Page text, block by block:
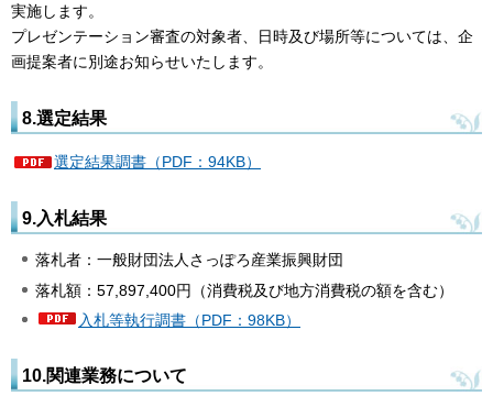
実施します。
プレゼンテーション審査の対象者、日時及び場所等については、企
画提案者に別途お知らせいたします。
8.選定結果
選定結果調書（PDF：94KB）
9.入札結果
落札者：一般財団法人さっぽろ産業振興財団
落札額：57,897,400円（消費税及び地方消費税の額を含む）
入札等執行調書（PDF：98KB）
10.関連業務について